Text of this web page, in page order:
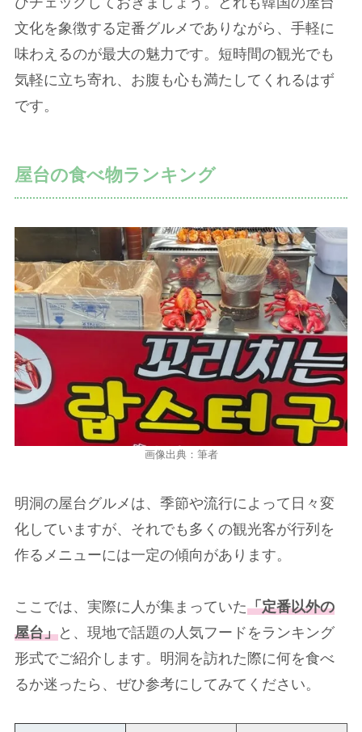
文化を象徴する定番グルメでありながら、手軽に
味わえるのが最大の魅力です。短時間の観光でも
気軽に立ち寄れ、お腹も心も満たしてくれるはず
です。
屋台の食べ物ランキング
画像出典：筆者
明洞の屋台グルメは、季節や流行によって日々変
化していますが、それでも多くの観光客が行列を
作るメニューには一定の傾向があります。
ここでは、実際に人が集まっていた「定番以外の
屋台」と、現地で話題の人気フードをランキング
形式でご紹介します。明洞を訪れた際に何を食べ
るか迷ったら、ぜひ参考にしてみてください。